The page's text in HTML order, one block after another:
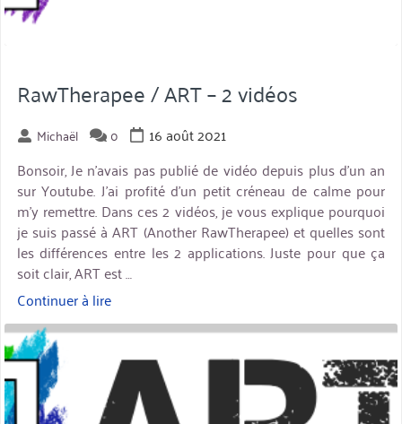
RawTherapee / ART – 2 vidéos
Michaël 0
16 août 2021
Bonsoir, Je n’avais pas publié de vidéo depuis plus d’un an
sur Youtube. J’ai profité d’un petit créneau de calme pour
m’y remettre. Dans ces 2 vidéos, je vous explique pourquoi
je suis passé à ART (Another RawTherapee) et quelles sont
les différences entre les 2 applications. Juste pour que ça
soit clair, ART est …
Continuer à lire« RawTherapee
/
ART
2
vidéos »
miniature